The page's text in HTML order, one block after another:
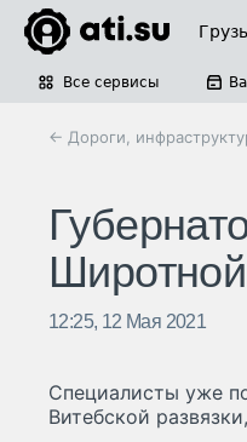
Все сервисы
← Дороги,
12:25, 12 Мая 2021
Специалисты уже
Витебской